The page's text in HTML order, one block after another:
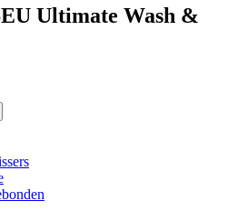
Ultimate Wash &